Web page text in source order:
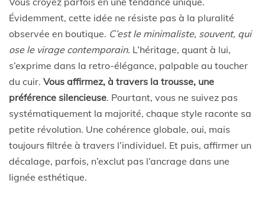
Évidemment, cette idée ne résiste pas à la pluralité
observée en boutique. C’est le minimaliste, souvent, qui
ose le virage contemporain. L’héritage, quant à lui,
s’exprime dans la retro-élégance, palpable au toucher
du cuir. Vous affirmez, à travers la trousse, une
préférence silencieuse. Pourtant, vous ne suivez pas
systématiquement la majorité, chaque style raconte sa
petite révolution. Une cohérence globale, oui, mais
toujours filtrée à travers l’individuel. Et puis, affirmer un
décalage, parfois, n’exclut pas l’ancrage dans une
lignée esthétique.